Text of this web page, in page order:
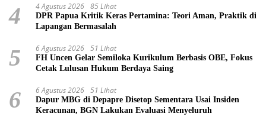
4 4 Agustus 2026 85 Lihat
DPR Papua Kritik Keras Pertamina: Teori Aman, Praktik di
Lapangan Bermasalah
5 6 Agustus 2026 51 Lihat
FH Uncen Gelar Semiloka Kurikulum Berbasis OBE, Fokus
Cetak Lulusan Hukum Berdaya Saing
6 6 Agustus 2026 51 Lihat
Dapur MBG di Depapre Disetop Sementara Usai Insiden
Keracunan, BGN Lakukan Evaluasi Menyeluruh